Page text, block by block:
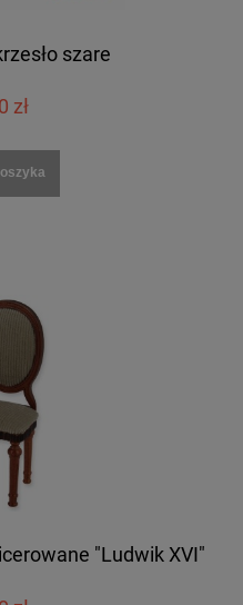
szare
zł
"Ludwik XVI"